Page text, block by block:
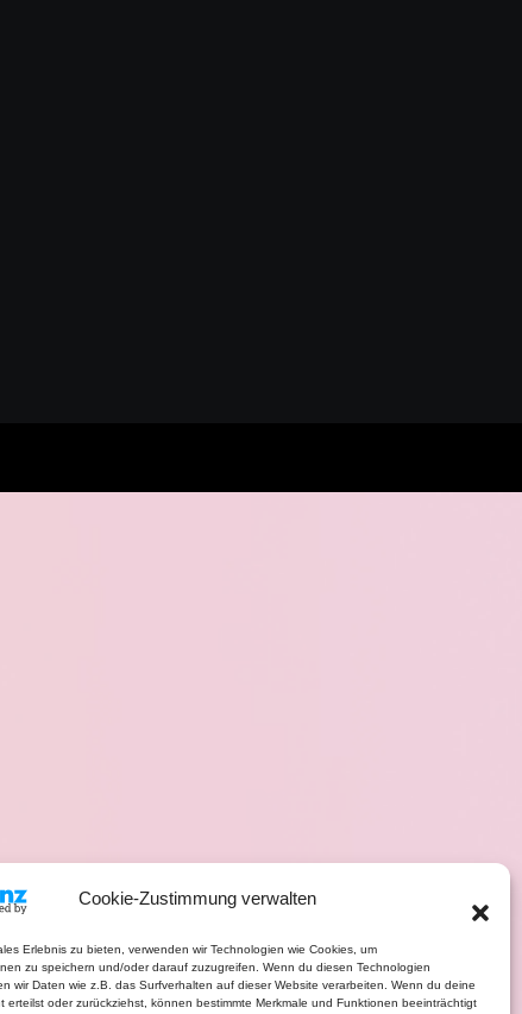
Cookie-Zustimmung verwalten
Erlebnis zu bieten, verwenden wir Technologien wie Cookies, um
zu speichern und/oder darauf zuzugreifen. Wenn du diesen Technologien
wir Daten wie z.B. das Surfverhalten auf dieser Website verarbeiten. Wenn du deine
erteilst oder zurückziehst, können bestimmte Merkmale und Funktionen beeinträchtigt